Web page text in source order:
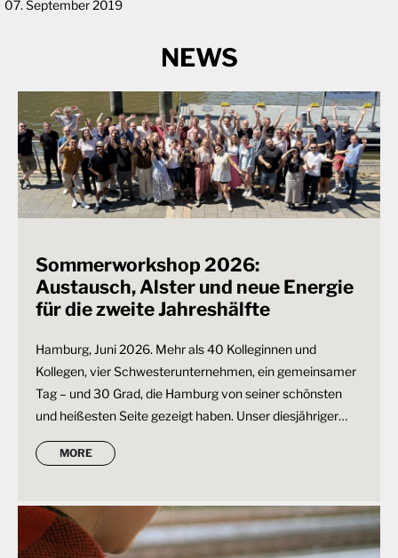
07. September 2019
NEWS
Sommerworkshop 2026:
Austausch, Alster und neue Energie
für die zweite Jahreshälfte
Hamburg, Juni 2026. Mehr als 40 Kolleginnen und
Kollegen, vier Schwesterunternehmen, ein gemeinsamer
Tag – und 30 Grad, die Hamburg von seiner schönsten
und heißesten Seite gezeigt haben. Unser diesjähriger…
MORE